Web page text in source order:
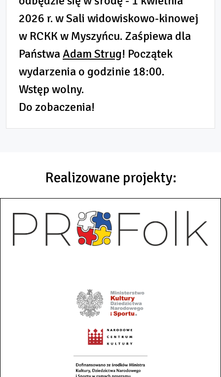
2026 r. w Sali widowiskowo-kinowej
w RCKK w Myszyńcu. Zaśpiewa dla
Państwa Adam Strug! Początek
wydarzenia o godzinie 18:00.
Wstęp wolny.
Do zobaczenia!
Realizowane projekty: